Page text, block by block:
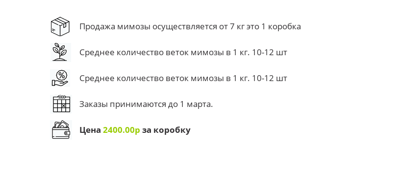
Продажа мимозы осуществляется от 7 кг это 1 коробка
Среднее количество веток мимозы в 1 кг. 10-12 шт
Среднее количество веток мимозы в 1 кг. 10-12 шт
Заказы принимаются до 1 марта.
Цена 2400.00р за коробку